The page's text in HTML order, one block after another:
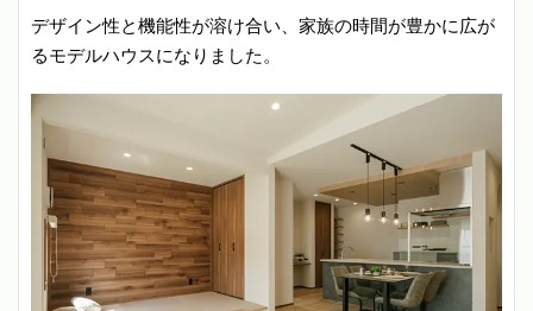
デザイン性と機能性が溶け合い、家族の時間が豊かに広が
るモデルハウスになりました。